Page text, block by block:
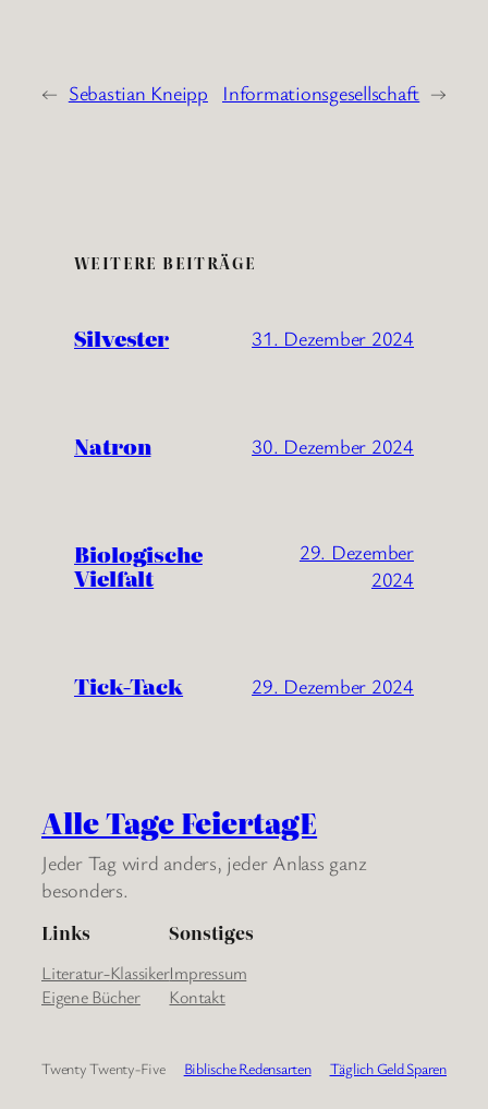
← Sebastian Kneipp Informationsgesellschaft →
WEITERE BEITRÄGE
Silvester 31. Dezember 2024
Natron 30. Dezember 2024
Biologische
Vielfalt
29. Dezember
2024
Tick-Tack 29. Dezember 2024
Alle Tage FeiertagE
Jeder Tag wird anders, jeder Anlass ganz
besonders.
Links
Literatur-Klassiker
Eigene Bücher
Sonstiges
Impressum
Kontakt
Twenty Twenty-Five Biblische Redensarten Täglich Geld Sparen